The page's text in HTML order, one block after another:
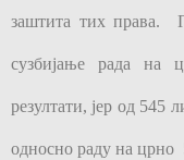
заштитa тих права.
сузбијање рада на
резултати, јер од 545
односно раду на црно